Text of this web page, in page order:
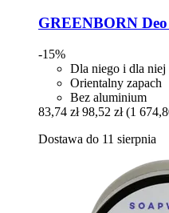
GREENBORN
-15%
Dla niego i dla niej
Orientalny zapach
Bez aluminium
83,74 zł 98,52 zł (1
Dostawa do 11 sierpnia